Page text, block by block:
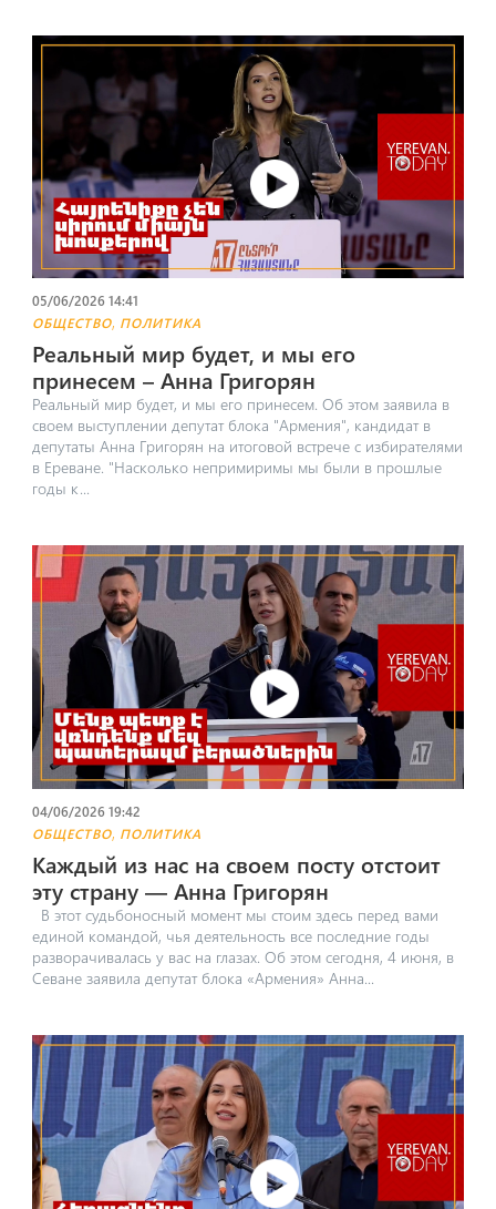
05/06/2026 14:41
ОБЩЕСТВО, ПОЛИТИКА
Реальный мир будет, и мы его
принесем – Анна Григорян
Реальный мир будет, и мы его принесем. Об этом заявила в
своем выступлении депутат блока "Армения", кандидат в
депутаты Анна Григорян на итоговой встрече с избирателями
в Ереване. "​Насколько непримиримы мы были в прошлые
годы к...
04/06/2026 19:42
ОБЩЕСТВО, ПОЛИТИКА
Каждый из нас на своем посту отстоит
эту страну — Анна Григорян
В этот судьбоносный момент мы стоим здесь перед вами
единой командой, чья деятельность все последние годы
разворачивалась у вас на глазах. Об этом сегодня, 4 июня, в
Севане заявила депутат блока «Армения» Анна...